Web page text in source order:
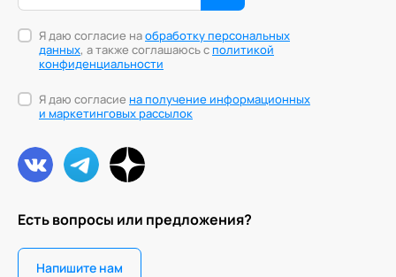
Есть вопросы или предложения?
Напишите нам
Я даю согласие наобработку персональных
данных, а также соглашаюсь сполитикой
конфиденциальности
Я даю согласие на получение информационных
и маркетинговых рассылок